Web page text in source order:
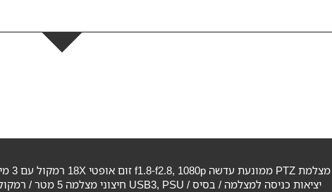
יציאות כניסה למצלמה / בסיס / USB3, PSU חיצוני מצלמה 5 מטר / רמקול / כבלים USB שלט רחוק אחריות 36 חודשים